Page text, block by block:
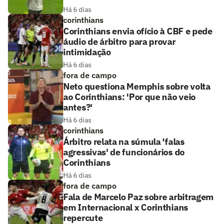
Há 6 dias
corinthians
Corinthians envia ofício à CBF e pede
áudio de árbitro para provar
intimidação
Há 6 dias
fora de campo
Neto questiona Memphis sobre volta
ao Corinthians: 'Por que não veio
antes?'
Há 6 dias
corinthians
Árbitro relata na súmula 'falas
agressivas' de funcionários do
Corinthians
Há 6 dias
fora de campo
Fala de Marcelo Paz sobre arbitragem
em Internacional x Corinthians
repercute